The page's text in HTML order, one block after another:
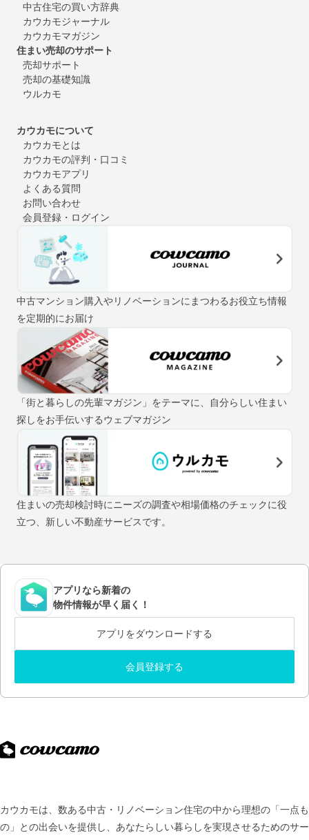
中古住宅の買い方辞典
カウカモジャーナル
カウカモマガジン
住まい売却のサポート
売却サポート
売却の基礎知識
ウルカモ
カウカモについて
カウカモとは
カウカモの評判・口コミ
カウカモアプリ
よくある質問
お問い合わせ
会員登録・ログイン
中古マンション購入やリノベーションにまつわるお役立ち情報
を定期的にお届け
「街と暮らしの先輩マガジン」をテーマに、自分らしい住まい
探しをお手伝いするウェブマガジン
住まいの売却検討時にニーズの調査や相場価格のチェックに役
立つ、新しい不動産サービスです。
アプリなら新着の
物件情報が早く届く！
アプリをダウンロードする
会員登録する
カウカモは、数ある中古・リノベーション住宅の中から理想の「一点も
の」との出会いを提供し、 あなたらしい暮らしを実現させるためのサー